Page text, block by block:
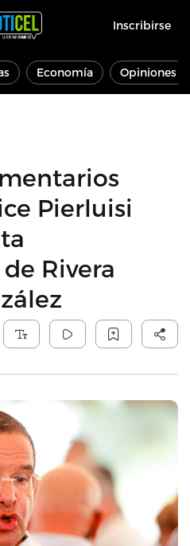
Inscribirse
Economía Opiniones
Pierluisi
Rivera